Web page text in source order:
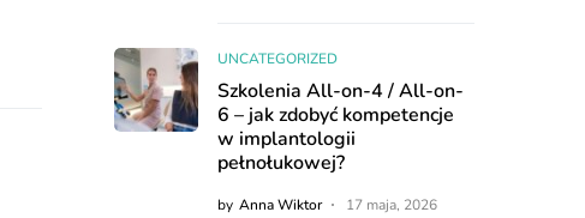
UNCATEGORIZED
Szkolenia All-on-4 / All-on-
6 – jak zdobyć kompetencje
w implantologii
pełnołukowej?
by Anna Wiktor 17 maja, 2026